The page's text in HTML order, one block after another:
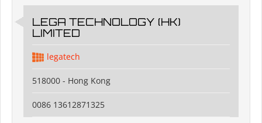
LEGA TECHNOLOGY (HK)
LIMITED
legatech
518000 - Hong Kong
0086 13612871325